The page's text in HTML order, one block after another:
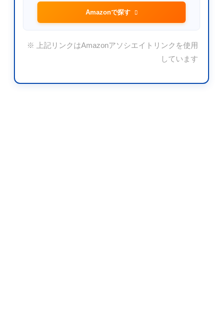
Amazonで探す
※ 上記リンクはAmazonアソシエイトリンクを使用
しています